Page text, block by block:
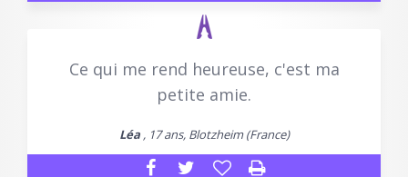
Ce qui me rend heureuse, c'est ma
petite amie.
Léa, 17 ans, Blotzheim (France)